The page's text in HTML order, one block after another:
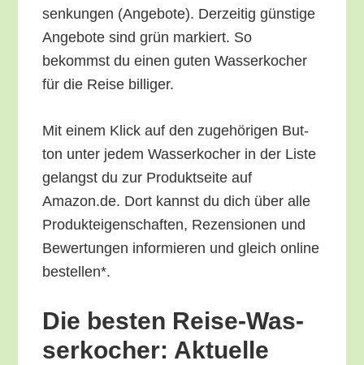
sen­kun­gen (Ange­bo­te). Der­zei­tig güns­ti­ge
Ange­bo­te sind grün mar­kiert. So
bekommst du einen guten Was­ser­ko­cher
für die Rei­se billiger.
Mit einem Klick auf den zuge­hö­ri­gen But­
ton unter jedem Was­ser­ko­cher in der Lis­te
gelangst du zur Pro­dukt­sei­te auf
Amazon.de. Dort kannst du dich über alle
Pro­duk­tei­gen­schaf­ten, Rezen­sio­nen und
Bewer­tun­gen infor­mie­ren und gleich online
bestellen*.
Die bes­ten Rei­se-Was­
ser­ko­cher: Aktu­el­le